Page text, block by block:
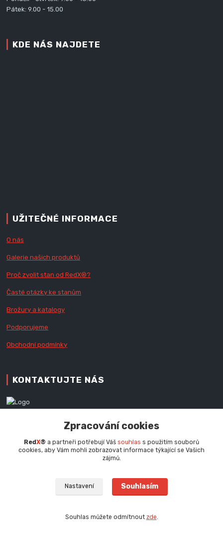
Pátek: 9.00 - 15.00
KDE NÁS NAJDETE
UŽITEČNÉ INFORMACE
O nás
Galerie našich produktů
Proč zvolit stan od RedX®?
Časté otázky ke stanům
Brožury a katalogy
Podporujeme
Obchodní podmínky
KONTAKTUJTE NÁS
+420 777 979 111
info@redx.cz
Zpracování cookies
Red X® a partneři potřebují Váš souhlas s použitím souborů
cookies, aby Vám mohli zobrazovat informace týkající se Vašich
zájmů.
Nastavení Souhlasím
Souhlas můžete odmítnout zde.